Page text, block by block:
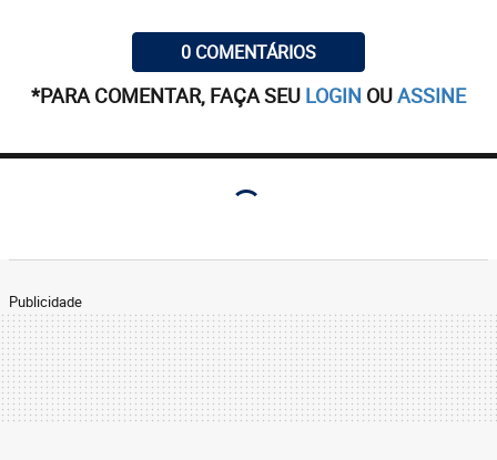
0 COMENTÁRIOS
*PARA COMENTAR, FAÇA SEU LOGIN OUASSINE
Publicidade